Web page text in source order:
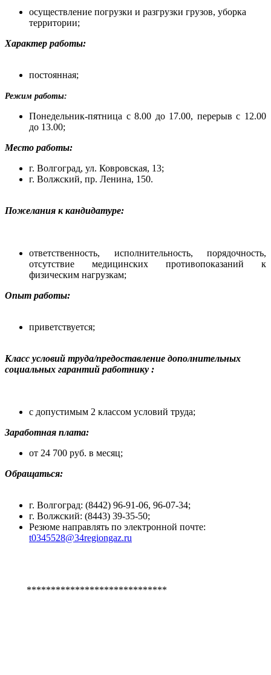
осуществление погрузки и разгрузки грузов, уборка
территории;
Характер работы:
постоянная;
Режим работы:
Понедельник-пятница с 8.00 до 17.00, перерыв с 12.00
до 13.00;
Место работы:
г. Волгоград, ул. Ковровская, 13;
г. Волжский, пр. Ленина, 150.
Пожелания к кандидатуре:
ответственность, исполнительность, порядочность,
отсутствие медицинских противопоказаний к
физическим нагрузкам;
Опыт работы:
приветствуется;
Класс условий труда/предоставление дополнительных
социальных гарантий работнику :
с допустимым 2 классом условий труда;
Заработная плата:
от 24 700 руб. в месяц;
Обращаться:
г. Волгоград: (8442) 96-91-06, 96-07-34;
г. Волжский: (8443) 39-35-50;
Резюме направлять по электронной почте:
t0345528@34regiongaz.ru
*****************************